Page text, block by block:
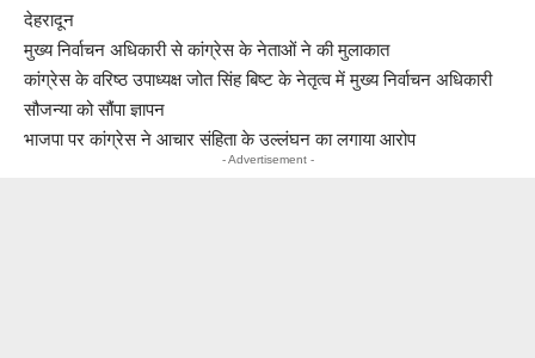
देहरादून
मुख्य निर्वाचन अधिकारी से कांग्रेस के नेताओं ने की मुलाकात
कांग्रेस के वरिष्ठ उपाध्यक्ष जोत सिंह बिष्ट के नेतृत्व में मुख्य निर्वाचन अधिकारी
सौजन्या को सौंपा ज्ञापन
भाजपा पर कांग्रेस ने आचार संहिता के उल्लंघन का लगाया आरोप
- Advertisement -